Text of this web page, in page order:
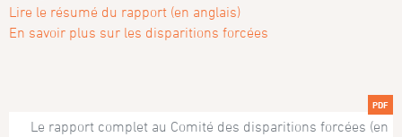
Lire le résumé du rapport (en anglais)
En savoir plus sur les disparitions forcées
PDF
Le rapport complet au Comité des disparitions forcées (en